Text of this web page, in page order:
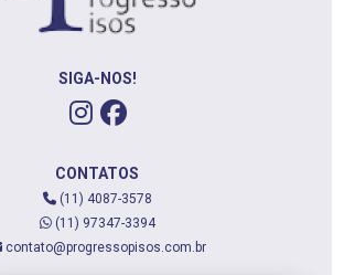
SIGA-NOS!
CONTATOS
(11) 4087-3578
(11) 97347-3394
contato@progressopisos.com.br